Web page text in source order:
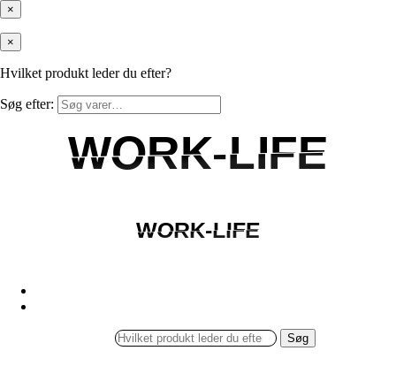
×
×
Hvilket produkt leder du efter?
Søg efter:
WORK-LIFE
WORK-LIFE
WORK-LIFE
WORK-LIFE
Søg